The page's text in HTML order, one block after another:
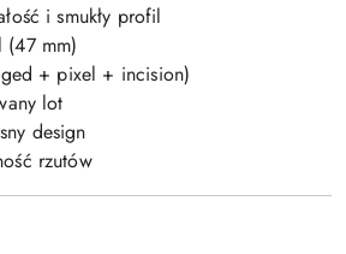
i smukły profil
mm)
+ pixel + incision)
lot
design
rzutów